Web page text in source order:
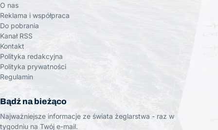
O nas
Reklama i współpraca
Do pobrania
Kanał RSS
Kontakt
Polityka redakcyjna
Polityka prywatności
Regulamin
Bądź na bieżąco
Najważniejsze informacje ze świata żeglarstwa - raz w
tygodniu na Twój e-mail.